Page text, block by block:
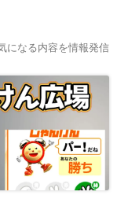
になる内容を情報発信